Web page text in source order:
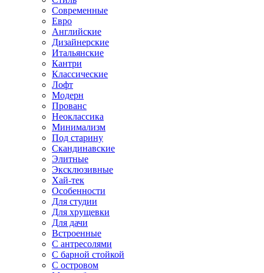
Современные
Евро
Английские
Дизайнерские
Итальянские
Кантри
Классические
Лофт
Модерн
Прованс
Неоклассика
Минимализм
Под старину
Скандинавские
Элитные
Эксклюзивные
Хай-тек
Особенности
Для студии
Для хрущевки
Для дачи
Встроенные
С антресолями
С барной стойкой
С островом